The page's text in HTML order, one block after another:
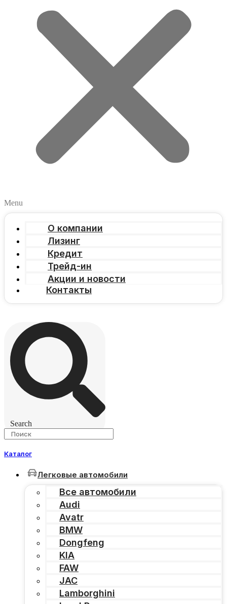
Menu
О компании
Лизинг
Кредит
Трейд-ин
Акции и новости
Контакты
Search
Каталог
Легковые автомобили
Все автомобили
Audi
Avatr
BMW
Dongfeng
KIA
FAW
JAC
Lamborghini